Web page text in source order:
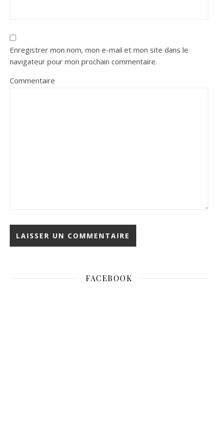
Enregistrer mon nom, mon e-mail et mon site dans le
navigateur pour mon prochain commentaire.
Commentaire
FACEBOOK